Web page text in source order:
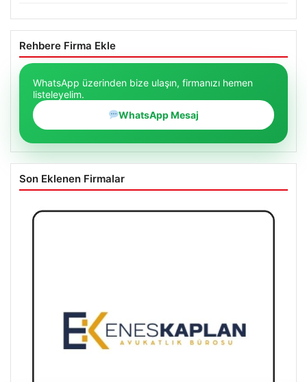
Rehbere Firma Ekle
WhatsApp üzerinden bize ulaşın, firmanızı hemen
listeleyelim.
WhatsApp Mesaj
Son Eklenen Firmalar